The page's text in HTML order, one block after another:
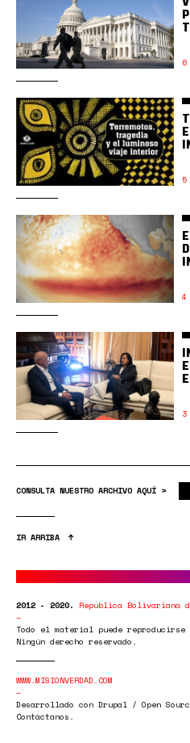
6
5
4
3
CONSULTA NUESTRO ARCHIVO AQUÍ >
IR ARRIBA
2012 - 2020. República Bolivariana
Todo el material puede
Ningún derecho reservado.
WWW.MISIONVERDAD.COM
Desarrollado con Drupal / Open
Contáctanos.